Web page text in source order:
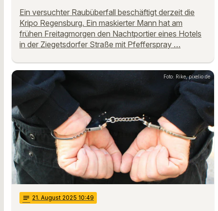
Ein versuchter Raubüberfall beschäftigt derzeit die
Kripo Regensburg. Ein maskierter Mann hat am
frühen Freitagmorgen den Nachtportier eines Hotels
in der Ziegetsdorfer Straße mit Pfefferspray …
Foto: Rike, pixelio.de
notes 21. August 2025 10:49